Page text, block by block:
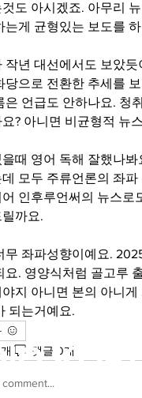
도 아시겠죠. 아무리
는게 균형있는 보도를
작년 대선에서도 보았
당으로 전환한 추세를
은 언급도 안하나요. 청
요? 아니면 비균형적 뉴
때 영어 독해 잘했나
모두 주류언론의 좌
인후루언써의 뉴스로
까요.
무 좌파성향이예요.
요. 영양식처럼 골고루
지 아니면 본의 아니
되는거예요.
댓글 0개